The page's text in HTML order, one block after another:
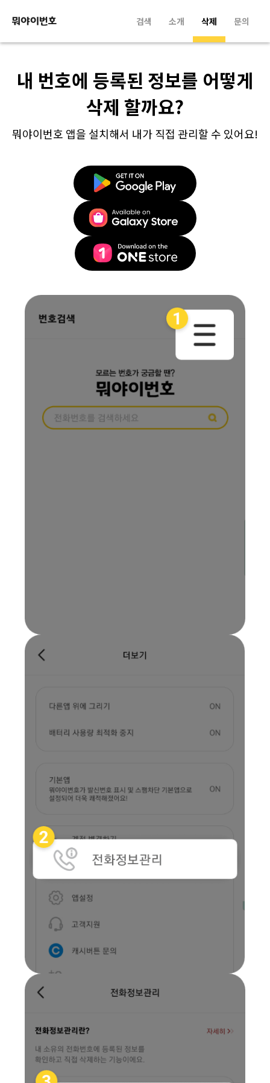
검색 소개 삭제 문의
내 번호에 등록된 정보를 어떻게
삭제 할까요?
뭐야이번호 앱을 설치해서 내가 직접 관리할 수 있어요!